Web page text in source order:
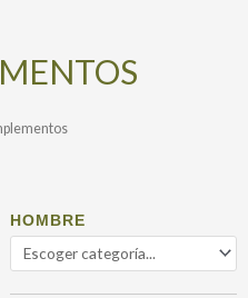
HOMBRE